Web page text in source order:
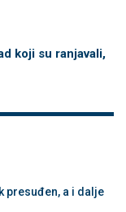
koji su ranjavali,
presuđen, a i dalje